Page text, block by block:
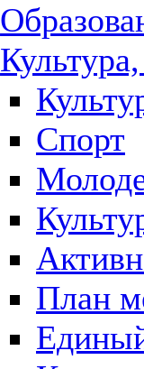
Спорт
План